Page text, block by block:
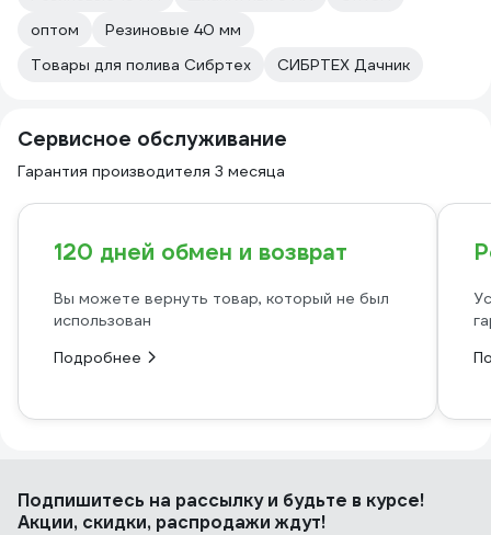
оптом
Резиновые 40 мм
Товары для полива Сибртех
СИБРТЕХ Дачник
Сервисное обслуживание
Гарантия производителя 3 месяца
120 дней обмен и возврат
Вы можете вернуть товар, который не был
использован
Подробнее
Подпишитесь на рассылкуи будьте в курсе!
Акции, скидки, распродажи ждут!